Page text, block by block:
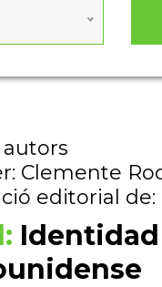
autors
Clemente
editorial